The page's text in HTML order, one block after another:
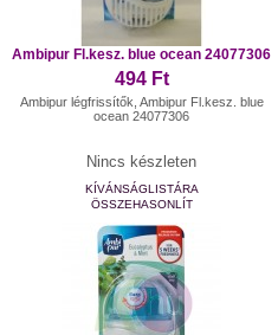
Ambipur Fl.kesz. blue ocean 24077306
494 Ft
Ambipur légfrissítők, Ambipur Fl.kesz. blue
ocean 24077306
Nincs készleten
KÍVÁNSÁGLISTÁRA
ÖSSZEHASONLÍT